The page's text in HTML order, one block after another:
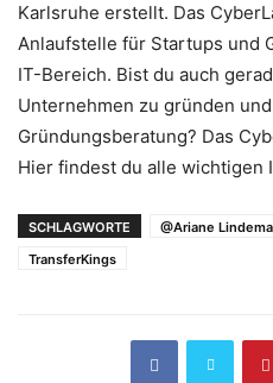
Karlsruhe erstellt. Das
Anlaufstelle für Startups und
IT-Bereich. Bist du auch
Unternehmen zu gründen
Gründungsberatung? Das
Hier findest du alle wichtigen
SCHLAGWORTE @Ariane
TransferKings